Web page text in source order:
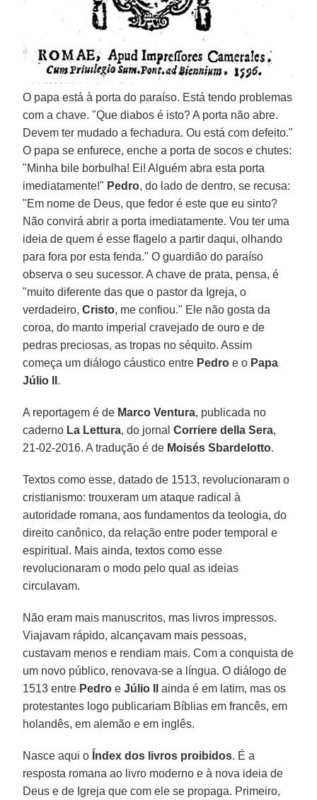
O papa está à porta do paraíso. Está tendo problemas
com a chave. "Que diabos é isto? A porta não abre.
Devem ter mudado a fechadura. Ou está com defeito."
O papa se enfurece, enche a porta de socos e chutes:
"Minha bile borbulha! Ei! Alguém abra esta porta
imediatamente!" Pedro, do lado de dentro, se recusa:
"Em nome de Deus, que fedor é este que eu sinto?
Não convirá abrir a porta imediatamente. Vou ter uma
ideia de quem é esse flagelo a partir daqui, olhando
para fora por esta fenda." O guardião do paraíso
observa o seu sucessor. A chave de prata, pensa, é
"muito diferente das que o pastor da Igreja, o
verdadeiro,Cristo, me confiou." Ele não gosta da
coroa, do manto imperial cravejado de ouro e de
pedras preciosas, as tropas no séquito. Assim
começa um diálogo cáustico entre Pedro e o Papa
Júlio II .
A reportagem é de Marco Ventura, publicada no
caderno La Lettura, do jornalCorriere della Sera,
21-02-2016. A tradução é de Moisés Sbardelotto.
Textos como esse, datado de 1513, revolucionaram o
cristianismo: trouxeram um ataque radical à
autoridade romana, aos fundamentos da teologia, do
direito canônico, da relação entre poder temporal e
espiritual. Mais ainda, textos como esse
revolucionaram o modo pelo qual as ideias
circulavam.
Não eram mais manuscritos, mas livros impressos.
Viajavam rápido, alcançavam mais pessoas,
custavam menos e rendiam mais. Com a conquista de
um novo público, renovava-se a língua. O diálogo de
1513 entre Pedro eJúlio II
ainda é em latim, mas os
protestantes logo publicariam Bíblias em francês, em
holandês, em alemão e em inglês.
Nasce aqui o Índex dos livros proibidos. É a
resposta romana ao livro moderno e à nova ideia de
Deus e de Igreja que com ele se propaga. Primeiro,